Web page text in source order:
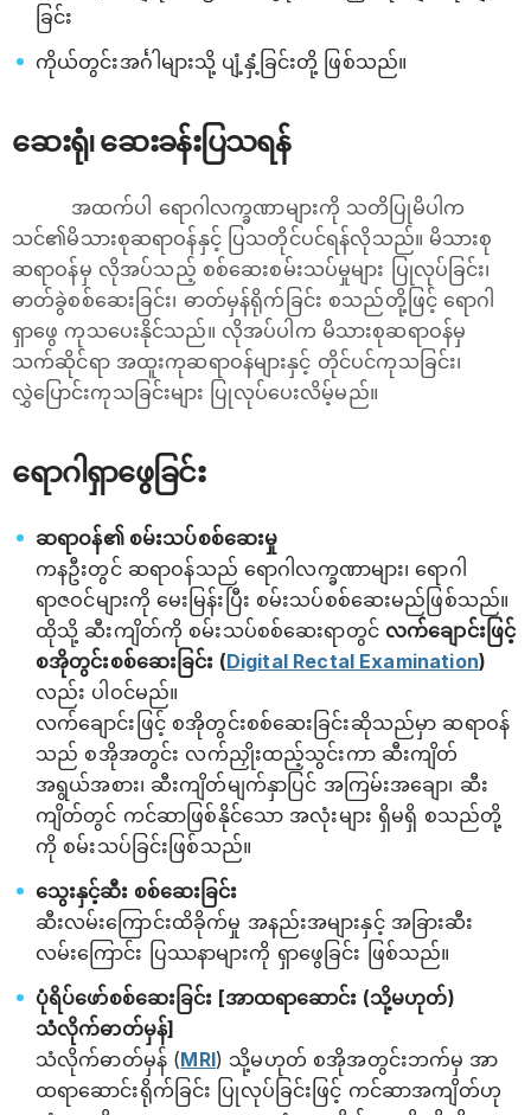
ခြင်း
ကိုယ်တွင်းအင်္ဂါများသို့ ပျံ့နှံ့ခြင်းတို့ ဖြစ်သည်။
ဆေးရုံ၊ ဆေးခန်းပြသရန်
အထက်ပါ ရောဂါလက္ခဏာများကို သတိပြုမိပါက
သင်၏မိသားစုဆရာဝန်နှင့် ပြသတိုင်ပင်ရန်လိုသည်။ မိသားစု
ဆရာဝန်မှ လိုအပ်သည့် စစ်ဆေးစမ်းသပ်မှုများ ပြုလုပ်ခြင်း၊
ဓာတ်ခွဲစစ်ဆေးခြင်း၊ ဓာတ်မှန်ရိုက်ခြင်း စသည်တို့ဖြင့် ရောဂါ
ရှာ‌ဖွေ ကုသပေးနိုင်သည်။ လိုအပ်ပါက မိသားစုဆရာဝန်မှ
သက်ဆိုင်ရာ အထူးကုဆရာဝန်များနှင့် တိုင်ပင်ကုသခြင်း၊​
လွှဲပြောင်းကုသခြင်းများ ပြုလုပ်ပေးလိမ့်မည်။
ရောဂါရှာဖွေခြင်း
ဆရာဝန်၏ စမ်းသပ်စစ်ဆေးမှု
ကနဦးတွင် ဆရာဝန်သည် ရောဂါလက္ခဏာများ၊ ရောဂါ
ရာဇဝင်များကို မေးမြန်းပြီး စမ်းသပ်စစ်ဆေးမည်ဖြစ်သည်။
ထိုသို့ ဆီးကျိတ်ကို စမ်းသပ်စစ်ဆေးရာတွင် လက်ချောင်းဖြင့်
စအိုတွင်းစစ်ဆေးခြင်း (Digital Rectal Examination)
လည်း ပါဝင်မည်။
လက်ချောင်းဖြင့် စအိုတွင်းစစ်ဆေးခြင်းဆိုသည်မှာ ဆရာဝန်
သည် စအိုအတွင်း လက်ညှိုးထည့်သွင်းကာ ဆီးကျိတ်
အရွယ်အစား၊ ဆီးကျိတ်မျက်နှာပြင် အကြမ်းအချော၊ ဆီး
ကျိတ်တွင် ကင်ဆာဖြစ်နိုင်သော အလုံးများ ရှိမရှိ စသည်တို့
ကို စမ်းသပ်ခြင်းဖြစ်သည်။
သွေးနှင့်ဆီး စစ်ဆေးခြင်း
ဆီးလမ်းကြောင်းထိခိုက်မှု အနည်းအများနှင့် အခြားဆီး
လမ်းကြောင်း ပြဿနာများကို ရှာဖွေခြင်း ဖြစ်သည်။
ပုံရိပ်ဖော်စစ်ဆေးခြင်း [အာထရာဆောင်း (သို့မဟုတ်)
သံလိုက်ဓာတ်မှန်]
သံလိုက်ဓာတ်မှန် (MRI) သို့မဟုတ် စအိုအတွင်းဘက်မှ အာ
ထရာဆောင်းရိုက်ခြင်း ပြုလုပ်ခြင်းဖြင့် ကင်ဆာအကျိတ်ဟု